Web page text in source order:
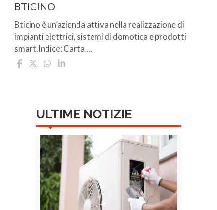
BTICINO
Bticino è un’azienda attiva nella realizzazione di
impianti elettrici, sistemi di domotica e prodotti
smart.Indice: Carta ...
ULTIME NOTIZIE